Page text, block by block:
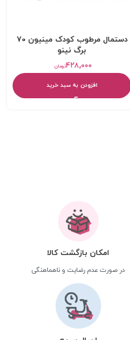
دستمال مرطوب کودک مینیون 70
برگ نینو
تومان۴۲۸,۰۰۰
افزودن به سبد خرید
امکان بازگشت کالا
در صورت عدم رضایت و ناهماهنگی